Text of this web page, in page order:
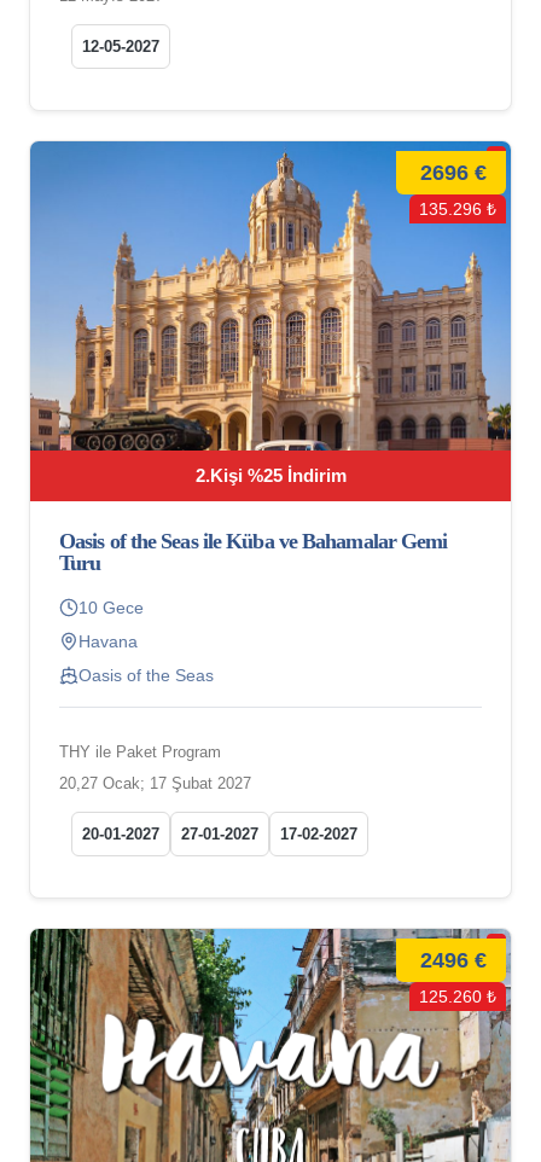
12-05-2027
2.Kişi %25 İndirim
2696 €
135.296 ₺
Oasis of the Seas ile Küba ve Bahamalar Gemi
Turu
10 Gece
Havana
Oasis of the Seas
THY ile Paket Program
20,27 Ocak; 17 Şubat 2027
20-01-2027 27-01-2027 17-02-2027
2496 €
125.260 ₺